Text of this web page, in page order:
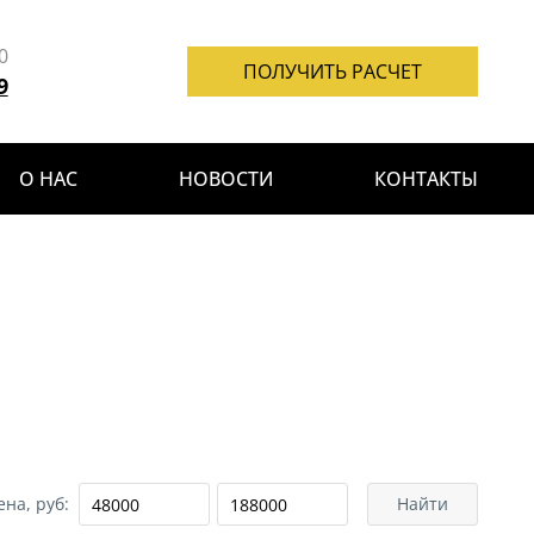
ПОЛУЧИТЬ РАСЧЕТ
О НАС НОВОСТИ КОНТАКТЫ
руб: Найти